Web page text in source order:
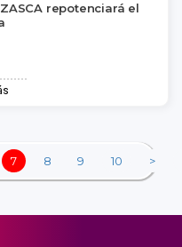
repotenciará el
7 8 9 10 >